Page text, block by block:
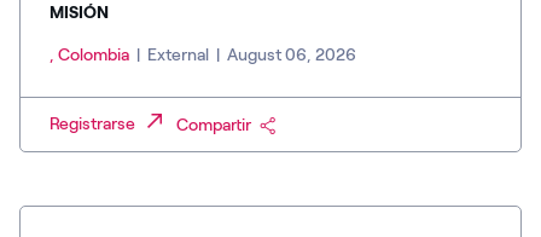
MISIÓN
, Colombia | External | August 06, 2026
Registrarse Compartir